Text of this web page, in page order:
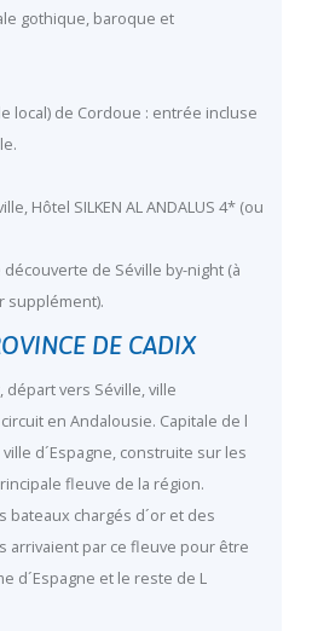
gothique, baroque et
local) de Cordoue : entrée incluse
Hôtel SILKEN AL ANDALUS 4* (ou
de Séville by-night (à
supplément).
DE CADIX
vers Séville, ville
en Andalousie. Capitale de l
d´Espagne, construite sur les
fleuve de la région.
bateaux chargés d´or et des
arrivaient par ce fleuve pour être
d´Espagne et le reste de L